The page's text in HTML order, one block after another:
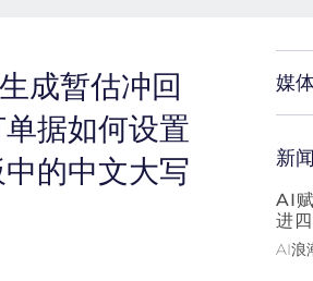
成暂估冲回
据如何设置
的中文大写
媒
新
AI
进
AI浪